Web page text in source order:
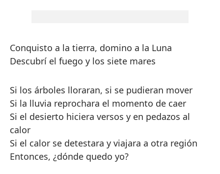
Conquisto a la tierra, domino a la Luna
Descubrí el fuego y los siete mares
Si los árboles lloraran, si se pudieran mover
Si la lluvia reprochara el momento de caer
Si el desierto hiciera versos y en pedazos al
calor
Si el calor se detestara y viajara a otra región
Entonces, ¿dónde quedo yo?